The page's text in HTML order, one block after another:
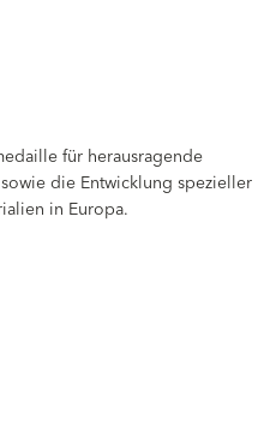
für herausragende
die Entwicklung spezieller
in Europa.